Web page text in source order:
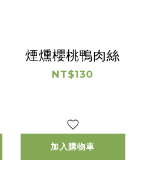
煙燻櫻桃鴨肉絲
NT$130
加入購物車